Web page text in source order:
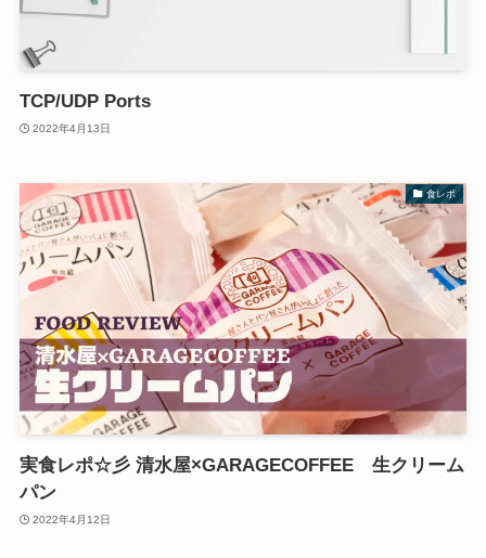
TCP/UDP Ports
2022年4月13日
食レポ
実食レポ☆彡 清水屋×GARAGECOFFEE 生クリーム
パン
2022年4月12日